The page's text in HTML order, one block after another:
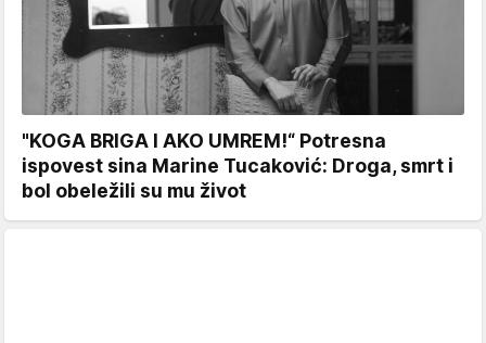
"KOGA BRIGA I AKO UMREM!“ Potresna
ispovest sina Marine Tucaković: Droga, smrt i
bol obeležili su mu život